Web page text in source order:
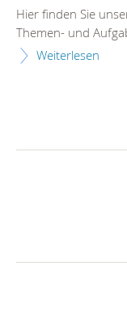
Hier finden Sie
Themen- und
Weiterlesen